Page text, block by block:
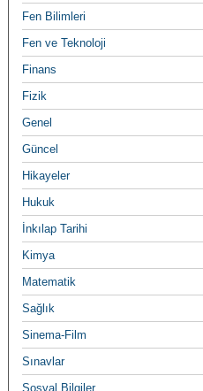
Fen Bilimleri
Fen ve Teknoloji
Finans
Fizik
Genel
Güncel
Hikayeler
Hukuk
İnkılap Tarihi
Kimya
Matematik
Sağlık
Sinema-Film
Sınavlar
Sosyal Bilgiler